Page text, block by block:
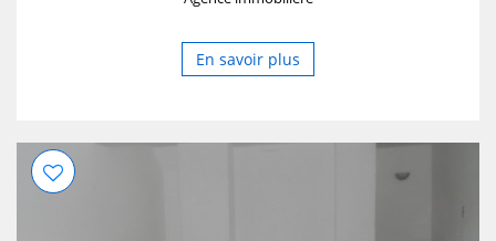
En savoir plus